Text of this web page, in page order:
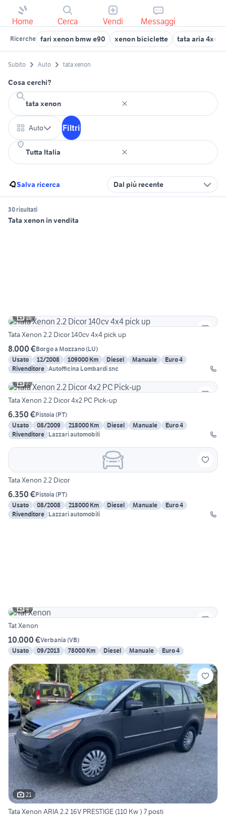
Home Cerca Vendi Messaggi
Ricerche fari xenon bmw e90 xenon biciclette tata aria 4x4
Subito Auto tata xenon
Cosa cerchi?
Auto Filtri
Salva ricerca Dal più recente
30 risultati
Tata xenon in vendita
16
Tata Xenon 2.2 Dicor 140cv 4x4 pick up
8.000 €Borgo a Mozzano(LU)
Usato
12/2008 109000 Km Diesel Manuale
Euro 4
Rivenditore Autofficina Lombardi snc
7
Tata Xenon 2.2 Dicor 4x2 PC Pick-up
6.350 €Pistoia (PT)
Usato
08/2009 218000 Km Diesel Manuale
Euro 4
Rivenditore Lazzari automobili
Tata Xenon 2.2 Dicor
6.350 €Pistoia (PT)
Usato
08/2008 218000 Km Diesel Manuale
Euro 4
Rivenditore Lazzari automobili
4
Tat Xenon
10.000 €Verbania (VB)
Usato
09/2013 78000 Km Diesel Manuale Euro 4
21
Tata Xenon ARIA 2.2 16V PRESTIGE (110 Kw ) 7 posti